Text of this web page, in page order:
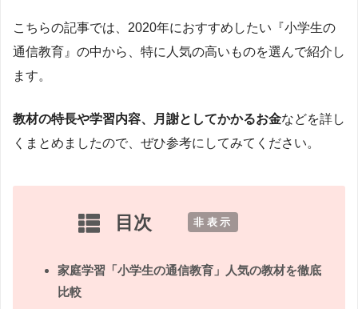
こちらの記事では、2020年におすすめしたい『小学生の
通信教育』の中から、特に人気の高いものを選んで紹介し
ます。
教材の特長や学習内容、月謝としてかかるお金などを詳し
くまとめましたので、ぜひ参考にしてみてください。
目次 [非表示
家庭学習「小学生の通信教育」人気の教材を徹底
比較